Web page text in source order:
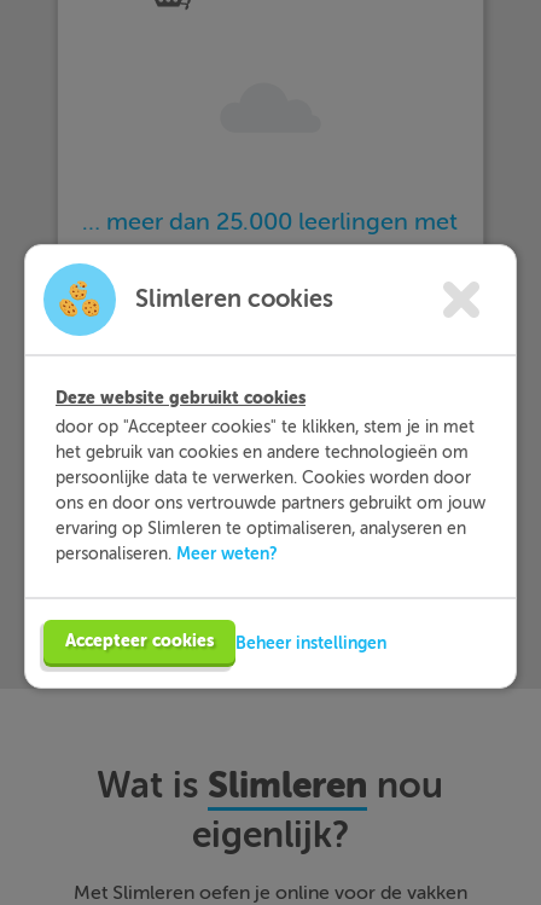
… meer dan 25.000 leerlingen met
Slimleren oefenen…
… en dat zij Slimleren gemiddeld
Meer informatie
Probeer nu 1 week gratis
Wat is Slimleren nou
eigenlijk?
Met Slimleren oefen je online voor de vakken
Slimleren cookies
Deze website gebruikt cookies
door op "Accepteer cookies" te klikken, stem je in met
het gebruik van cookies en andere technologieën om
persoonlijke data te verwerken. Cookies worden door
ons en door ons vertrouwde partners gebruikt om jouw
ervaring op Slimleren te optimaliseren, analyseren en
personaliseren. Meer weten?
Accepteer cookies Beheer instellingen